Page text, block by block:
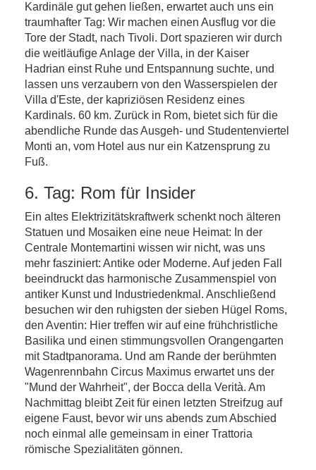
Kardinäle gut gehen ließen, erwartet auch uns ein
traumhafter Tag: Wir machen einen Ausflug vor die
Tore der Stadt, nach Tivoli. Dort spazieren wir durch
die weitläufige Anlage der Villa, in der Kaiser
Hadrian einst Ruhe und Entspannung suchte, und
lassen uns verzaubern von den Wasserspielen der
Villa d'Este, der kapriziösen Residenz eines
Kardinals. 60 km. Zurück in Rom, bietet sich für die
abendliche Runde das Ausgeh- und Studentenviertel
Monti an, vom Hotel aus nur ein Katzensprung zu
Fuß.
6. Tag: Rom für Insider
Ein altes Elektrizitätskraftwerk schenkt noch älteren
Statuen und Mosaiken eine neue Heimat: In der
Centrale Montemartini wissen wir nicht, was uns
mehr fasziniert: Antike oder Moderne. Auf jeden Fall
beeindruckt das harmonische Zusammenspiel von
antiker Kunst und Industriedenkmal. Anschließend
besuchen wir den ruhigsten der sieben Hügel Roms,
den Aventin: Hier treffen wir auf eine frühchristliche
Basilika und einen stimmungsvollen Orangengarten
mit Stadtpanorama. Und am Rande der berühmten
Wagenrennbahn Circus Maximus erwartet uns der
"Mund der Wahrheit", der Bocca della Verità. Am
Nachmittag bleibt Zeit für einen letzten Streifzug auf
eigene Faust, bevor wir uns abends zum Abschied
noch einmal alle gemeinsam in einer Trattoria
römische Spezialitäten gönnen.